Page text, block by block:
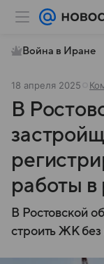
Война в Иране
18 апреля 2025
В
работы в
В Ростовской
строить ЖК